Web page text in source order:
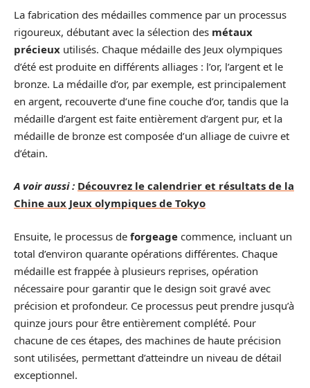
La fabrication des médailles commence par un processus
rigoureux, débutant avec la sélection des métaux
précieux utilisés. Chaque médaille des Jeux olympiques
d’été est produite en différents alliages : l’or, l’argent et le
bronze. La médaille d’or, par exemple, est principalement
en argent, recouverte d’une fine couche d’or, tandis que la
médaille d’argent est faite entièrement d’argent pur, et la
médaille de bronze est composée d’un alliage de cuivre et
d’étain.
A voir aussi : Découvrez le calendrier et résultats de la
Chine aux Jeux olympiques de Tokyo
Ensuite, le processus de forgeage commence, incluant un
total d’environ quarante opérations différentes. Chaque
médaille est frappée à plusieurs reprises, opération
nécessaire pour garantir que le design soit gravé avec
précision et profondeur. Ce processus peut prendre jusqu’à
quinze jours pour être entièrement complété. Pour
chacune de ces étapes, des machines de haute précision
sont utilisées, permettant d’atteindre un niveau de détail
exceptionnel.